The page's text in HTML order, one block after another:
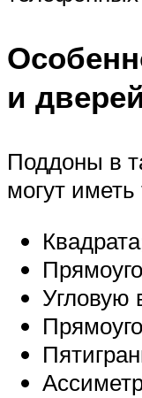
и
Поддоны в
могут
Угловую